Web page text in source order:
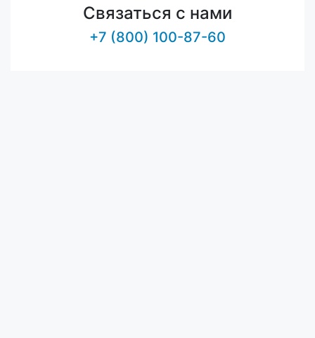
Связаться с нами
+7 (800) 100-87-60